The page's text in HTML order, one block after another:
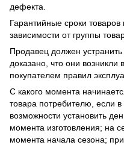
дефекта.
Гарантийные сроки
зависимости от группы
Продавец должен
доказано, что они возникли
покупателем правил
С какого момента
товара потребителю, если
возможности установить
момента изготовления; на
момента начала сезона;